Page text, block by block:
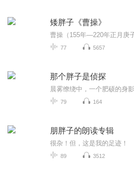
矮胖子《曹操》
77 5657
那个胖子是侦探
79 164
朋胖子的朗读专辑
很杂！但，这是我的足迹！
89 3512